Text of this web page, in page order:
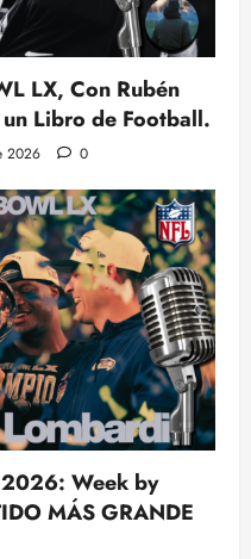
LX, Con Rubén
Libro de Football.
2026 0
2026: Week by
MÁS GRANDE